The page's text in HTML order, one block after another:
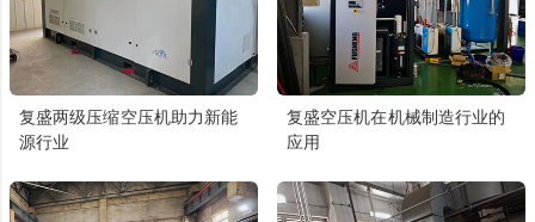
复盛两级压缩空压机助力新能
源行业
复盛空压机在机械制造行业的
应用